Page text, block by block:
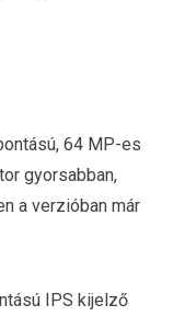
64 MP-es
gyorsabban,
a verzióban már
IPS kijelző